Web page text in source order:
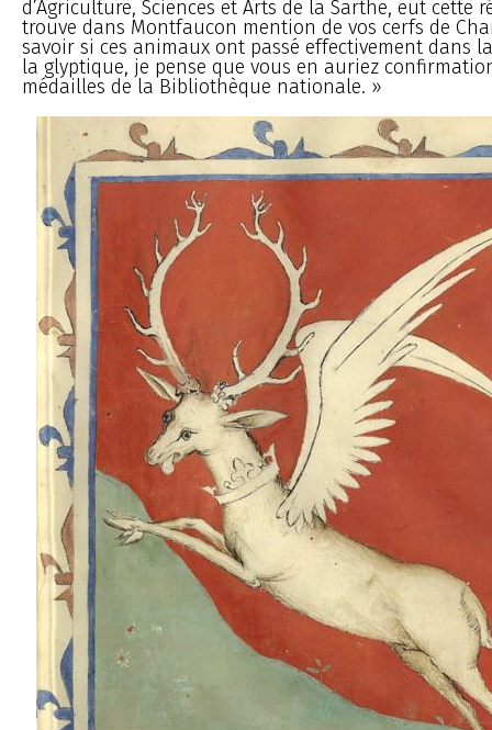
d’Agriculture, Sciences et Arts de la Sarthe, eut cette
trouve dans Montfaucon mention de vos cerfs de
savoir si ces animaux ont passé effectivement dans
la glyptique, je pense que vous en auriez
médailles de la Bibliothèque nationale. »